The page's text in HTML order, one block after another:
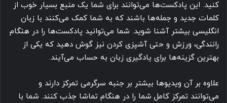
کنید. این پادکست‌ها می‌توانند برای شما یک منبع بسیار خوب از
کلمات جدید و جمله‌ها باشند که به شما کمک می‌کنند با زبان
انگلیسی بیشتر آشنا شوید. شما می‌توانید پادکست‌ها را در هنگام
رانندگی، ورزش و حتی آشپزی کردن نیز گوش دهید که یکی از
بهترین گزینه‌ها برای یادگیری زبان به حساب می‌آیند.
علاوه بر آن ویدیوها بیشتر بر جنبه سرگرمی تمرکز دارند و
می‌توانند تمرکز کامل شما را در هنگام تماشا جذب کنند. شما با